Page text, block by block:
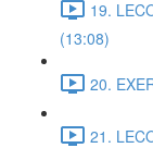
19.
(13:08)
20.
21.